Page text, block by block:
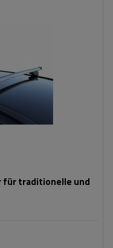
für traditionelle und